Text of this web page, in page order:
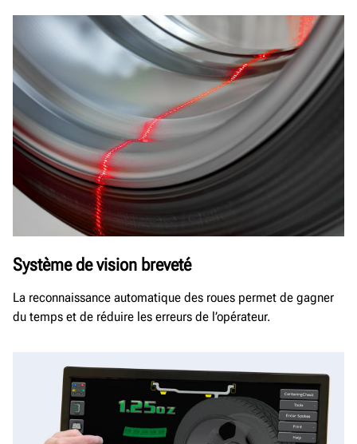
Système de vision breveté
La reconnaissance automatique des roues permet de gagner
du temps et de réduire les erreurs de l’opérateur.